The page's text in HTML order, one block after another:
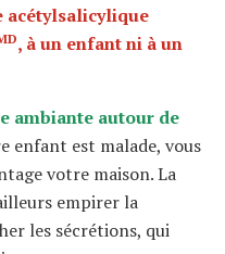
acétylsalicylique
, à un enfant ni à un
ambiante autour de
enfant est malade, vous
votre maison. La
empirer la
les sécrétions, qui